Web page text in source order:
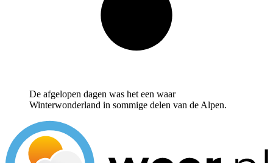
De afgelopen dagen was het een waar
Winterwonderland in sommige delen van de Alpen.